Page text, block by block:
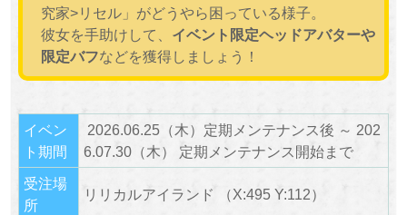
究家>リセル」がどうやら困っている様子。
彼女を手助けして、 イベント限定ヘッドアバターや
限定バフなどを獲得しましょう！
イベン
ト期間
2026.06.25（木）定期メンテナンス後 ～ 202
6.07.30（木） 定期メンテナンス開始まで
受注場
所
リリカルアイランド （X:495 Y:112）